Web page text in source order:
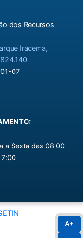
dos Recursos
Iracema,
07
a Sexta das 08:00
A+